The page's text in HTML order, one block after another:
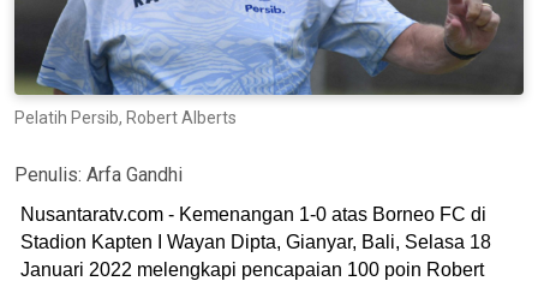
Pelatih Persib, Robert Alberts
Penulis: Arfa Gandhi
Nusantaratv.com - Kemenangan 1-0 atas Borneo FC di
Stadion Kapten I Wayan Dipta, Gianyar, Bali, Selasa 18
Januari 2022 melengkapi pencapaian 100 poin Robert